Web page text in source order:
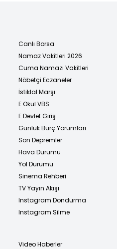
Canlı Borsa
Namaz Vakitleri 2026
Cuma Namazı Vakitleri
Nöbetçi Eczaneler
İstiklal Marşı
E Okul VBS
E Devlet Giriş
Günlük Burç Yorumları
Son Depremler
Hava Durumu
Yol Durumu
Sinema Rehberi
TV Yayın Akışı
Instagram Dondurma
Instagram Silme
Video Haberler